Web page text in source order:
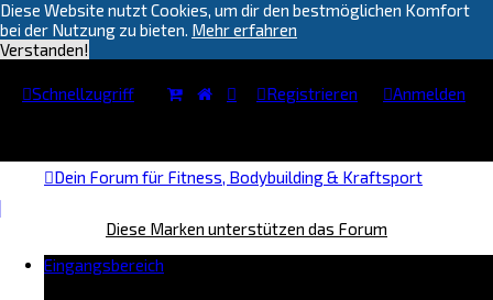
Diese Website nutzt Cookies, um dir den bestmöglichen Komfort
bei der Nutzung zu bieten. Mehr erfahren
Verstanden!
Schnellzugriff Anmelden
Registrieren
Dein Forum für Fitness, Bodybuilding & Kraftsport
Diese Marken unterstützen das Forum
Eingangsbereich